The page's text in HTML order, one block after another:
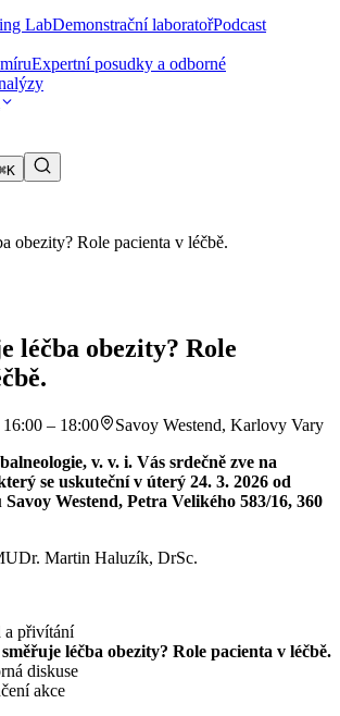
LabDemonstrační laboratořPodcast
Expertní posudky a odborné
léčba obezity? Role
16:00 – 18:00
Savoy Westend, Karlovy Vary
v. v. i. Vás srdečně zve na
se uskuteční v úterý 24. 3. 2026 od
Westend, Petra Velikého 583/16, 360
Martin Haluzík, DrSc.
a přivítání
léčba obezity? Role pacienta v léčbě.
diskuse
akce